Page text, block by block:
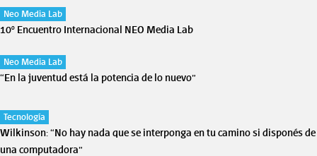
Neo Media Lab
10º Encuentro Internacional NEO Media Lab
Neo Media Lab
“En la juventud está la potencia de lo nuevo”
Tecnología
Wilkinson: “No hay nada que se interponga en tu camino si disponés de
una computadora”